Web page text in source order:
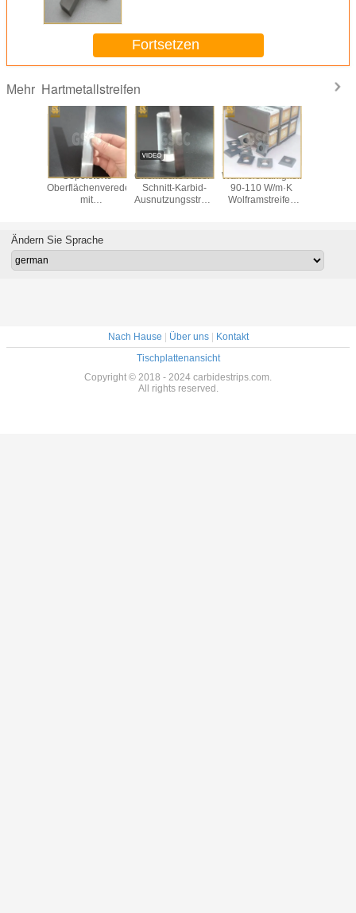
Fortsetzen
Mehr Hartmetallstreifen
Gepolsterte
Oberflächenveredelung
mit
Anwendungen
Chemische Faser-
Schnitt-Karbid-
Ausnutzungsstreifen
Wärmeleitfähigkeit
90-110 W/m·K
Wolframstreifen
Vorrat
Blatt-
Ändern Sie Sprache
Nach Hause | Über uns| Kontakt
Tischplattenansicht
Copyright © 2018 - 2024 carbidestrips.com.
All rights reserved.